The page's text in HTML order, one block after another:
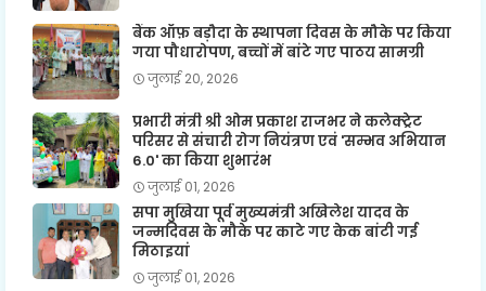
बैंक ऑफ़ बड़ौदा के स्थापना दिवस के मौके पर किया
गया पौधारोपण, बच्चों में बांटे गए पाठय सामग्री
जुलाई 20, 2026
प्रभारी मंत्री श्री ओम प्रकाश राजभर ने कलेक्ट्रेट
परिसर से संचारी रोग नियंत्रण एवं 'सम्भव अभियान
6.0' का किया शुभारंभ
जुलाई 01, 2026
सपा मुखिया पूर्व मुख्यमंत्री अखिलेश यादव के
जन्मदिवस के मौके पर काटे गए केक बांटी गई
मिठाइयां
जुलाई 01, 2026